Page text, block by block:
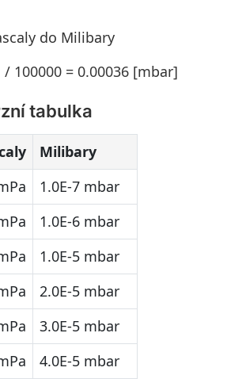
do Milibary
100000 = 0.00036 [mbar]
tabulka
Milibary
1.0E-7 mbar
1.0E-6 mbar
1.0E-5 mbar
2.0E-5 mbar
3.0E-5 mbar
4.0E-5 mbar